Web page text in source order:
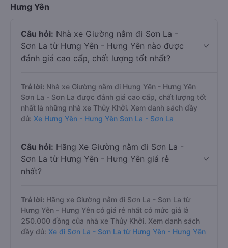
Hưng Yên
Câu hỏi: Nhà xe Giường nằm đi Sơn La -
Sơn La từ Hưng Yên - Hưng Yên nào được
đánh giá cao cấp, chất lượng tốt nhất?
Trả lời: Nhà xe Giường nằm đi Hưng Yên - Hưng Yên
Sơn La - Sơn La được đánh giá cao cấp, chất lượng tốt
nhất là những nhà xe Thủy Khởi. Xem danh sách đầy
đủ: Xe Hưng Yên - Hưng Yên Sơn La - Sơn La
Câu hỏi: Hãng Xe Giường nằm đi Sơn La -
Sơn La từ Hưng Yên - Hưng Yên giá rẻ
nhất?
Trả lời: Hãng xe Giường nằm đi Sơn La - Sơn La từ
Hưng Yên - Hưng Yên có giá rẻ nhất có mức giá là
250.000 đồng của nhà xe Thủy Khởi. Xem danh sách
đầy đủ: Xe đi Sơn La - Sơn La từ Hưng Yên - Hưng Yên